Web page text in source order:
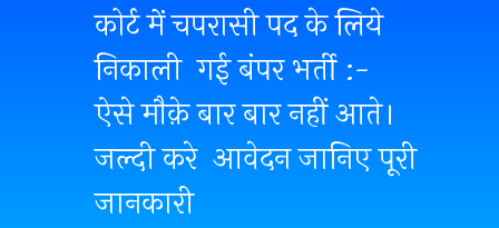
कोर्ट में चपरासी पद के लिये
निकाली गई बंपर भर्ती :-
ऐसे मौक़े बार बार नहीं आते।
जल्दी करे आवेदन जानिए पूरी
जानकारी